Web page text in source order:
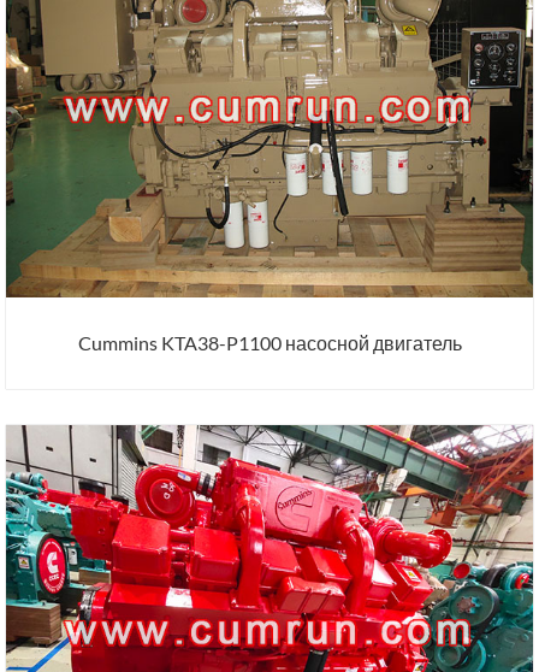
Cummins KTA38-P1100 насосной двигатель